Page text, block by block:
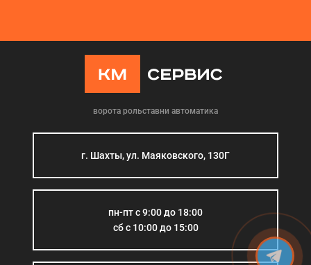
ворота рольставни автоматика
г. Шахты, ул. Маяковского, 130Г
пн-пт с 9:00 до 18:00
сб с 10:00 до 15:00